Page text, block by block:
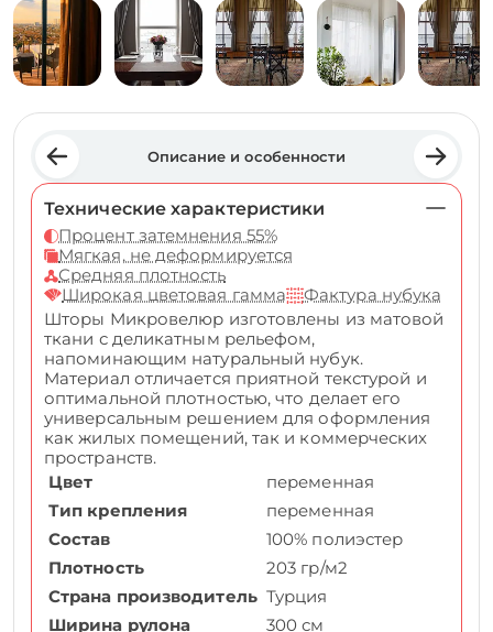
Описание и особенности
Технические характеристики
Процент затемнения 55%
Мягкая, не деформируется
Средняя плотность
Широкая цветовая гамма
Фактура нубука
Шторы Микровелюр изготовлены из матовой
ткани с деликатным рельефом,
напоминающим натуральный нубук.
Материал отличается приятной текстурой и
оптимальной плотностью, что делает его
универсальным решением для оформления
как жилых помещений, так и коммерческих
пространств.
Цвет
переменная
Тип крепления
переменная
Состав
100% полиэстер
Плотность
203 гр/м2
Страна производитель Турция
Ширина рулона
300 см